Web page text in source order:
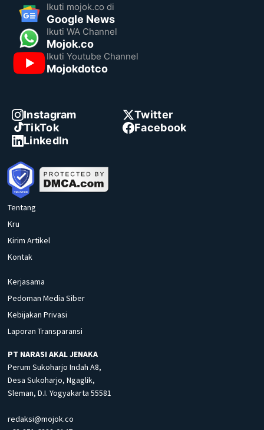
Ikuti mojok.co di
Google News
Ikuti WA Channel
Mojok.co
Ikuti Youtube Channel
Mojokdotco
Instagram
Twitter
TikTok
Facebook
LinkedIn
Tentang
Kru
Kirim Artikel
Kontak
Kerjasama
Pedoman Media Siber
Kebijakan Privasi
Laporan Transparansi
PT NARASI AKAL JENAKA
Perum Sukoharjo Indah A8,
Desa Sukoharjo, Ngaglik,
Sleman, D.I. Yogyakarta 55581
redaksi@mojok.co